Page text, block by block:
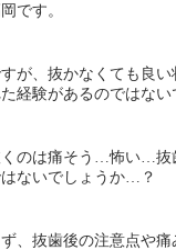
です。
が、抜かなくても良
経験があるのではない
のは痛そう …怖い…抜
ないでしょうか… ？
、抜歯後の注意点や